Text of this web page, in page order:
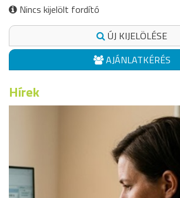
Nincs kijelölt fordító
ÚJ KIJELÖLÉSE
AJÁNLATKÉRÉS
Hírek